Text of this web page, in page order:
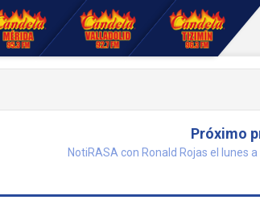
Próximo
NotiRASA con Ronald Rojas el lunes